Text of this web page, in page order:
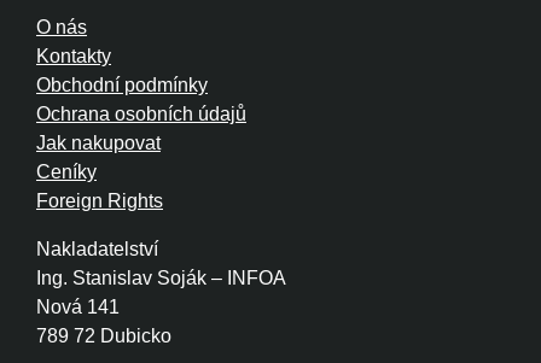
Nakladatelství
Ing. Stanislav Soják – INFOA
Nová 141
789 72 Dubicko
O nás
Kontakty
Obchodní podmínky
Ochrana osobních údajů
Jak nakupovat
Ceníky
Foreign Rights